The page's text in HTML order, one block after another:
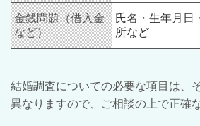
金銭問題（借入金
など）
氏名・生年月日
所など
結婚調査についての必要な項目は、
異なりますので、ご相談の上で正確